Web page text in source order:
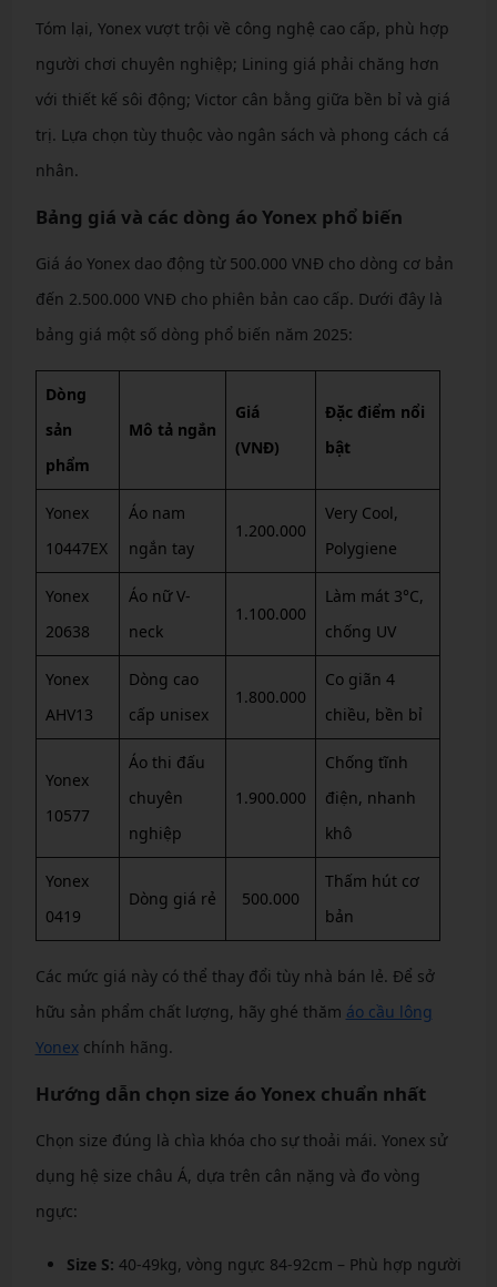
Tóm lại, Yonex vượt trội về công nghệ cao cấp, phù hợp
người chơi chuyên nghiệp; Lining giá phải chăng hơn
với thiết kế sôi động; Victor cân bằng giữa bền bỉ và giá
trị. Lựa chọn tùy thuộc vào ngân sách và phong cách cá
nhân.
Bảng giá và các dòng áo Yonex phổ biến
Giá áo Yonex dao động từ 500.000 VNĐ cho dòng cơ bản
đến 2.500.000 VNĐ cho phiên bản cao cấp. Dưới đây là
bảng giá một số dòng phổ biến năm 2025:
Dòng
sản
phẩm
Mô tả ngắn
Giá
(VNĐ)
Đặc điểm nổi
bật
Yonex
10447EX
Áo nam
ngắn tay
1.200.000
Very Cool,
Polygiene
Yonex
20638
Áo nữ V-
neck
1.100.000
Làm mát 3°C,
chống UV
Yonex
AHV13
Dòng cao
cấp unisex
1.800.000
Co giãn 4
chiều, bền bỉ
Yonex
10577
Áo thi đấu
chuyên
nghiệp
1.900.000
Chống tĩnh
điện, nhanh
khô
Yonex
0419
Dòng giá rẻ 500.000
Thấm hút cơ
bản
Các mức giá này có thể thay đổi tùy nhà bán lẻ. Để sở
hữu sản phẩm chất lượng, hãy ghé thăm áo cầu lông
Yonexchính hãng.
Hướng dẫn chọn size áo Yonex chuẩn nhất
Chọn size đúng là chìa khóa cho sự thoải mái. Yonex sử
dụng hệ size châu Á, dựa trên cân nặng và đo vòng
ngực:
Size S: 40-49kg, vòng ngực 84-92cm – Phù hợp người